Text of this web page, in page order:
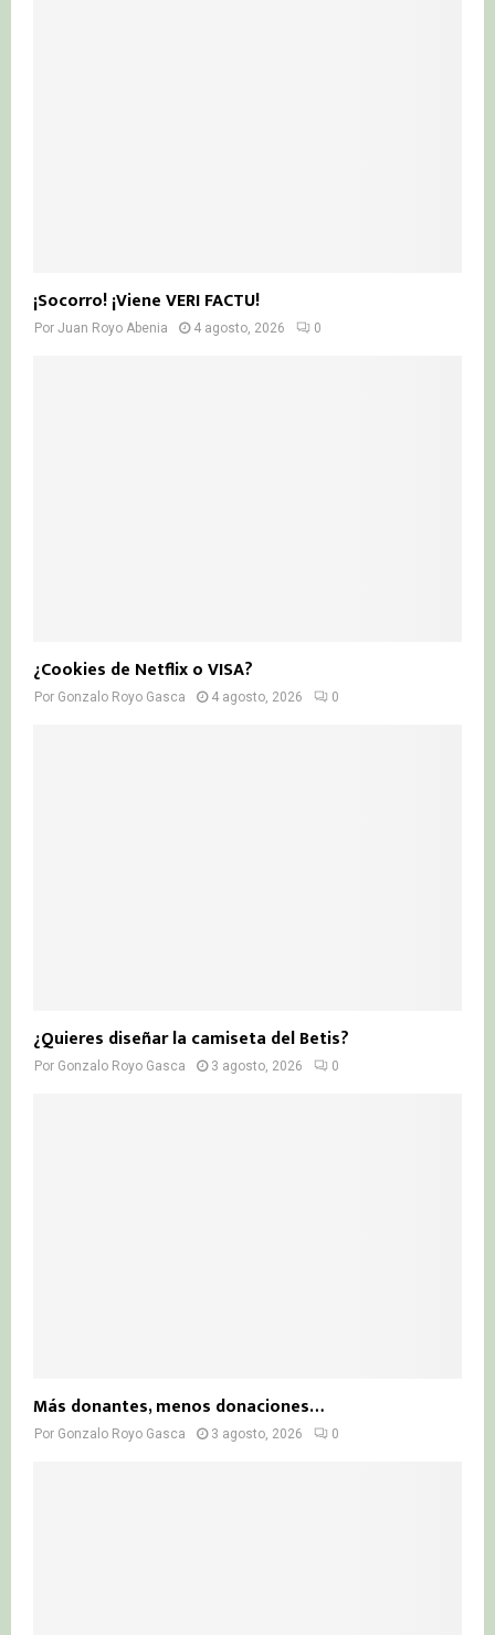
¡Socorro! ¡Viene VERI FACTU!
Por Juan Royo Abenia 4 agosto, 2026 0
¿Cookies de Netflix o VISA?
Por Gonzalo Royo Gasca 4 agosto, 2026 0
¿Quieres diseñar la camiseta del Betis?
Por Gonzalo Royo Gasca 3 agosto, 2026 0
Más donantes, menos donaciones…
Por Gonzalo Royo Gasca 3 agosto, 2026 0